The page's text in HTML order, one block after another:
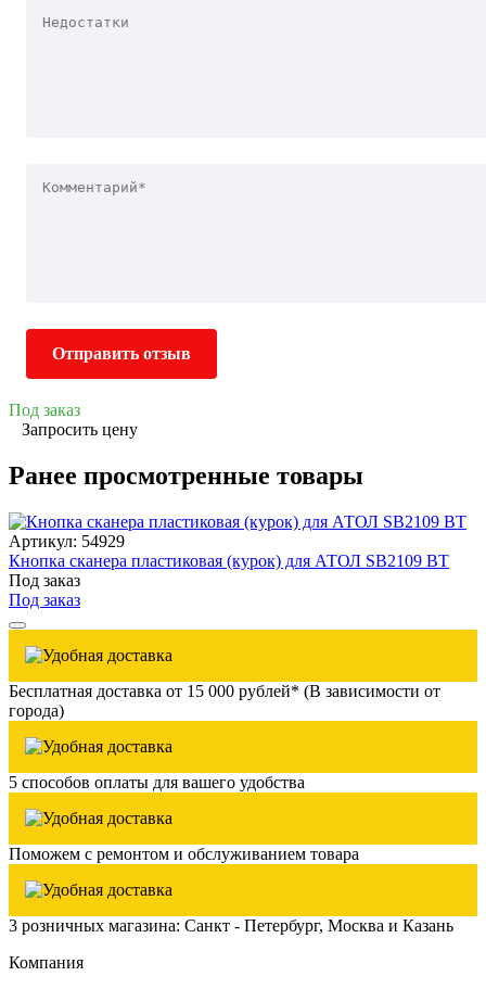
Отправить отзыв
Под заказ
Запросить цену
Ранее просмотренные товары
Артикул: 54929
Кнопка сканера пластиковая (курок) для АТОЛ SB2109 BT
Под заказ
Под заказ
Бесплатная доставка от 15 000 рублей* (В зависимости от
города)
5 способов оплаты для вашего удобства
Поможем с ремонтом и обслуживанием товара
3 розничных магазина: Санкт - Петербург, Москва и Казань
Компания